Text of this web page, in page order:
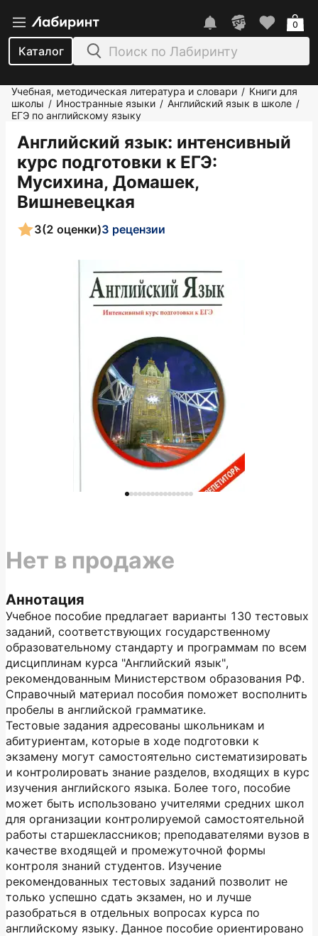
Каталог
0
Учебная, методическая литература и словари / Книги для
школы / Иностранные языки / Английский язык в школе /
ЕГЭ по английскому языку
Английский язык: интенсивный
курс подготовки к ЕГЭ:
Мусихина, Домашек,
Вишневецкая
3(2 оценки)3 рецензии
Аннотация
Учебное пособие предлагает варианты 130 тестовых
заданий, соответствующих государственному
образовательному стандарту и программам по всем
дисциплинам курса "Английский язык",
рекомендованным Министерством образования РФ.
Справочный материал пособия поможет восполнить
пробелы в английской грамматике.
Тестовые задания адресованы школьникам и
абитуриентам, которые в ходе подготовки к
экзамену могут самостоятельно систематизировать
и контролировать знание разделов, входящих в курс
изучения английского языка. Более того, пособие
может быть использовано учителями средних школ
для организации контролируемой самостоятельной
работы старшеклассников; преподавателями вузов в
качестве входящей и промежуточной формы
контроля знаний студентов. Изучение
рекомендованных тестовых заданий позволит не
только успешно сдать экзамен, но и лучше
разобраться в отдельных вопросах курса по
английскому языку. Данное пособие ориентировано
Нет в продаже